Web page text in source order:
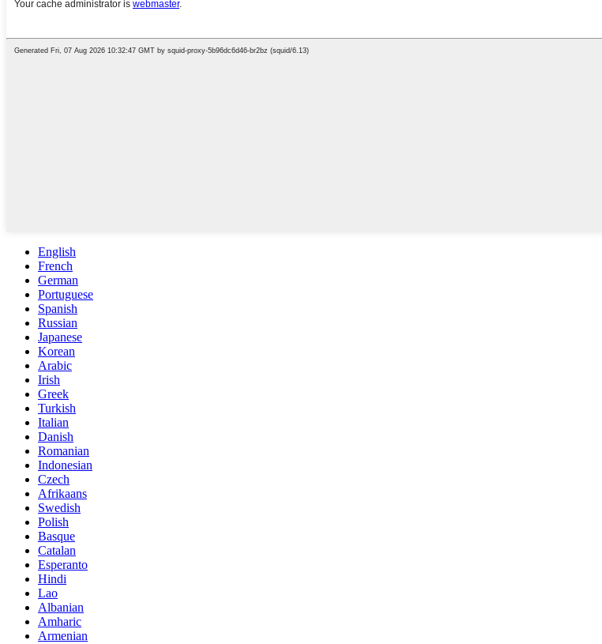
English
French
German
Portuguese
Spanish
Russian
Japanese
Korean
Arabic
Irish
Greek
Turkish
Italian
Danish
Romanian
Indonesian
Czech
Afrikaans
Swedish
Polish
Basque
Catalan
Esperanto
Hindi
Lao
Albanian
Amharic
Armenian